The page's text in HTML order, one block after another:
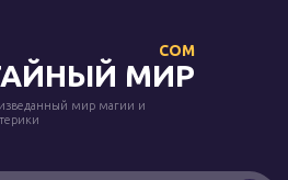
МИР
COM
мир магии и